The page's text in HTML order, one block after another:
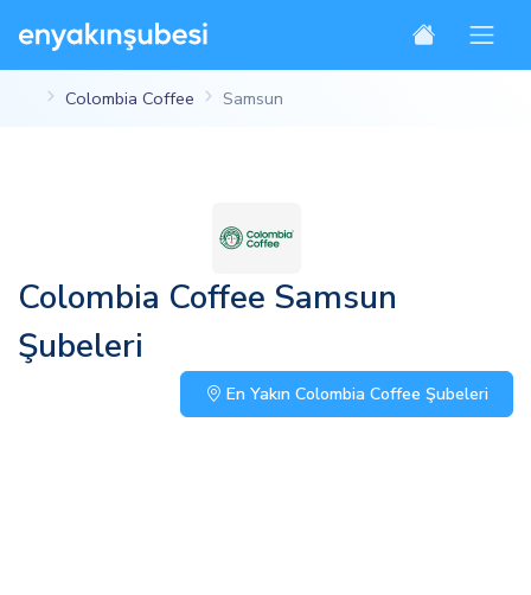
Colombia Coffee Samsun
Colombia Coffee Samsun
Şubeleri
En Yakın Colombia Coffee Şubeleri